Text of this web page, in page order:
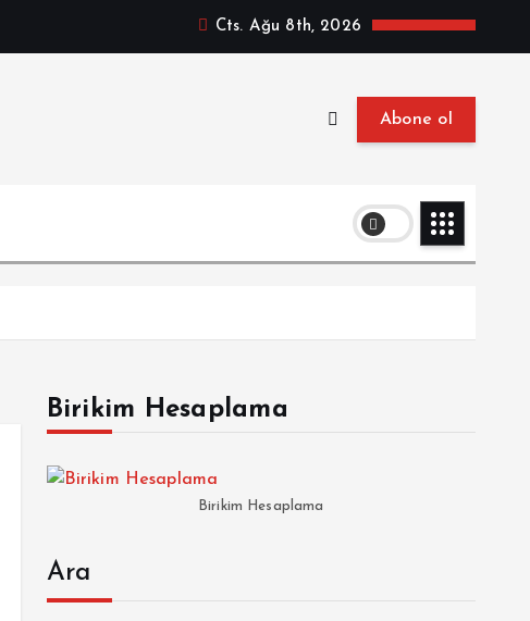
Cts. Ağu 8th, 2026
Abone ol
Birikim Hesaplama
Birikim Hesaplama
Ara